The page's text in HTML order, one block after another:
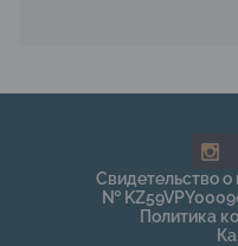
Свидетельство
№
Политика